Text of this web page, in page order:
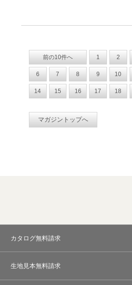
前の10件へ 1 2
6 7 8 9 10
14 15 16 17 18
マガジントップへ
カタログ無料請求
生地見本無料請求